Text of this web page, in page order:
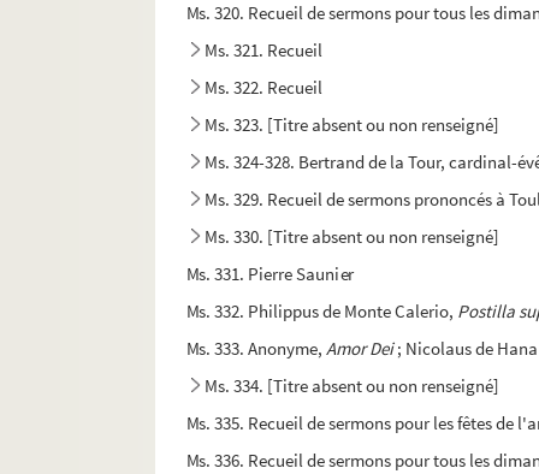
Ms. 320. Recueil de sermons pour tous les
Ms. 321. Recueil
Ms. 322. Recueil
Ms. 323. [Titre absent ou non renseigné]
Ms. 324-328. Bertrand de la Tour, cardinal-
Ms. 329. Recueil de sermons prononcés à
Ms. 330. [Titre absent ou non renseigné]
Ms. 331. Pierre Saunier
Ms. 332. Philippus de Monte Calerio, Postilla
Ms. 333. Anonyme,Amor Dei; Nicolaus de
Ms. 334. [Titre absent ou non renseigné]
Ms. 335. Recueil de sermons pour les fêtes de
Ms. 336. Recueil de sermons pour tous les